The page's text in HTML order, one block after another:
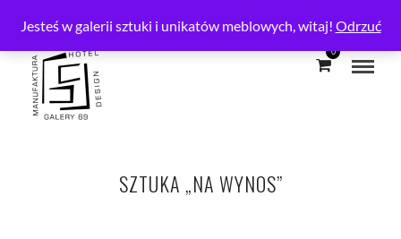
0
SZTUKA „NA WYNOS”
Jesteś w galerii sztuki i unikatów meblowych, witaj! Odrzuć